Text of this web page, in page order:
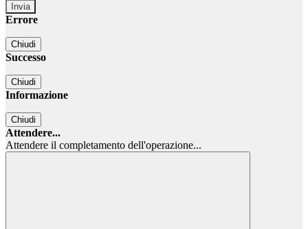
Errore
Chiudi
Successo
Chiudi
Informazione
Chiudi
Attendere...
Attendere il completamento dell'operazione...